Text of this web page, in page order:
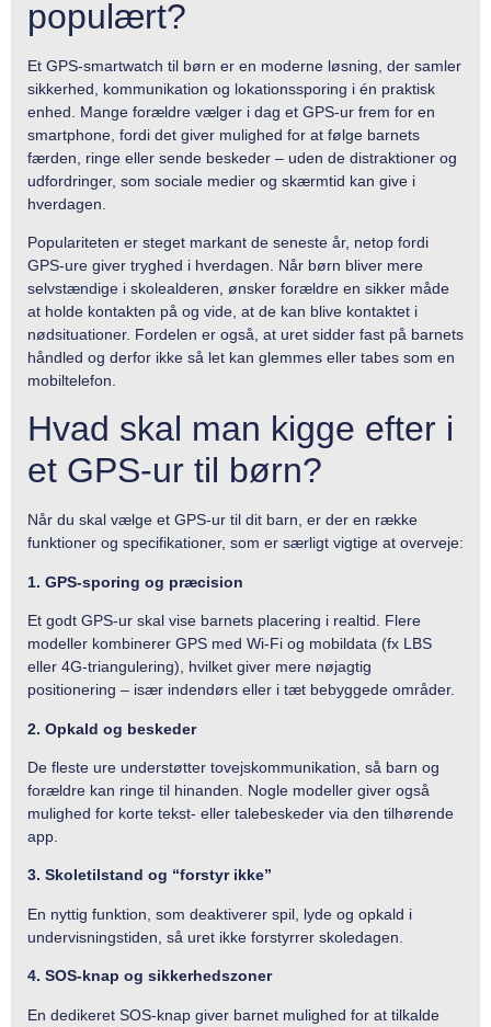
populært?
Et GPS-smartwatch til børn er en moderne løsning, der samler
sikkerhed, kommunikation og lokationssporing i én praktisk
enhed. Mange forældre vælger i dag et GPS-ur frem for en
smartphone, fordi det giver mulighed for at følge barnets
færden, ringe eller sende beskeder – uden de distraktioner og
udfordringer, som sociale medier og skærmtid kan give i
hverdagen.
Populariteten er steget markant de seneste år, netop fordi
GPS-ure giver tryghed i hverdagen. Når børn bliver mere
selvstændige i skolealderen, ønsker forældre en sikker måde
at holde kontakten på og vide, at de kan blive kontaktet i
nødsituationer. Fordelen er også, at uret sidder fast på barnets
håndled og derfor ikke så let kan glemmes eller tabes som en
mobiltelefon.
Hvad skal man kigge efter i
et GPS-ur til børn?
Når du skal vælge et GPS-ur til dit barn, er der en række
funktioner og specifikationer, som er særligt vigtige at overveje:
1. GPS-sporing og præcision
Et godt GPS-ur skal vise barnets placering i realtid. Flere
modeller kombinerer GPS med Wi-Fi og mobildata (fx LBS
eller 4G-triangulering), hvilket giver mere nøjagtig
positionering – især indendørs eller i tæt bebyggede områder.
2. Opkald og beskeder
De fleste ure understøtter tovejskommunikation, så barn og
forældre kan ringe til hinanden. Nogle modeller giver også
mulighed for korte tekst- eller talebeskeder via den tilhørende
app.
3. Skoletilstand og “forstyr ikke”
En nyttig funktion, som deaktiverer spil, lyde og opkald i
undervisningstiden, så uret ikke forstyrrer skoledagen.
4. SOS-knap og sikkerhedszoner
En dedikeret SOS-knap giver barnet mulighed for at tilkalde